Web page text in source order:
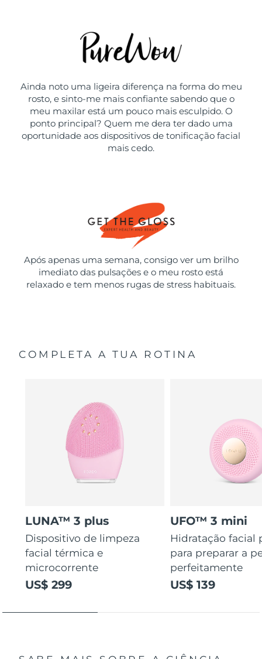
Ainda noto uma ligeira diferença na forma do meu
rosto, e sinto-me mais confiante sabendo que o
meu maxilar está um pouco mais esculpido. O
ponto principal? Quem me dera ter dado uma
oportunidade aos dispositivos de tonificação facial
mais cedo.
Após apenas uma semana, consigo ver um brilho
imediato das pulsações e o meu rosto está
relaxado e tem menos rugas de stress habituais.
COMPLETA A TUA ROTINA
LUNA™ 3 plus
Dispositivo de limpeza
facial térmica e
microcorrente
US$ 299
UFO™ 3 mini
Hidratação facial
para preparar a
perfeitamente
US$ 139